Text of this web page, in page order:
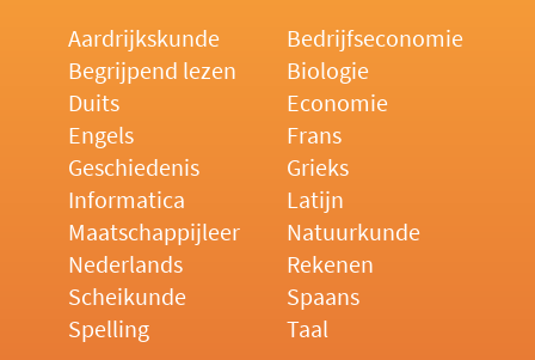
Aardrijkskunde
Bedrijfseconomie
Begrijpend lezen
Biologie
Duits
Economie
Engels
Frans
Geschiedenis
Grieks
Informatica
Latijn
Maatschappijleer
Natuurkunde
Nederlands
Rekenen
Scheikunde
Spaans
Spelling
Taal